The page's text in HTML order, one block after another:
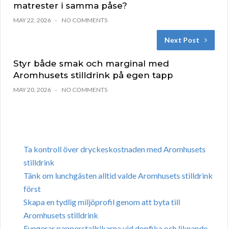
matrester i samma påse?
MAY 22, 2026 NO COMMENTS
Next Post
Styr både smak och marginal med
Aromhusets stilldrink på egen tapp
MAY 20, 2026 NO COMMENTS
Ta kontroll över dryckeskostnaden med Aromhusets
stilldrink
Tänk om lunchgästen alltid valde Aromhusets stilldrink
först
Skapa en tydlig miljöprofil genom att byta till
Aromhusets stilldrink